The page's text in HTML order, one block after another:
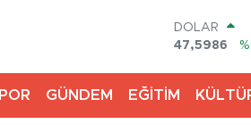
DOLAR
47,5986
STERLİN
64,2438
GÜNDEM EĞİTİM